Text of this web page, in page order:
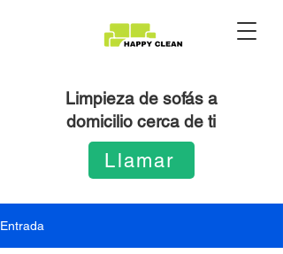
Limpieza de sofás a
domicilio cerca de ti
Llamar
Entrada